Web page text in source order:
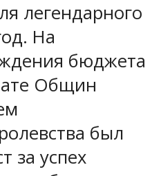
легендарного
На
бюджета
Общин
был
за успех